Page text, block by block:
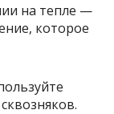
на тепле —
которое